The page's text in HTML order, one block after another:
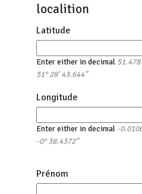
localition
Latitude
Enter either in decimal
51° 28' 43.644"
Longitude
Enter either in decimal -
-0° 38.4372"
Prénom